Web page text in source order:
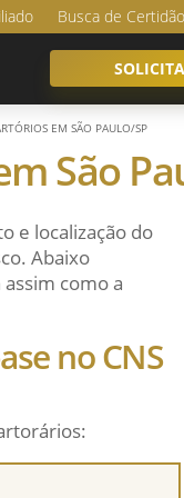
Busca de Certidão
EM SÃO PAULO/SP
São
e localização do
Abaixo
como a
no CNS